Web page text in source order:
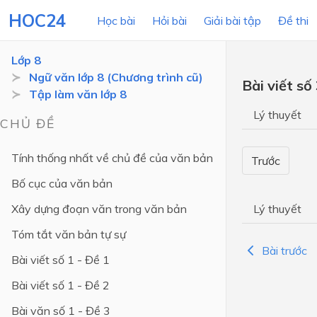
HOC24 Học bài Hỏi bài Giải bài tập Đề thi
LỚP HỌC
Lớp 11
Lớp 10
Lớp 9
Lớp 8
Lớp 7
Lớp 6
Lớp 8
Ngữ văn lớp 8 (Chương trình cũ)
Tập làm văn lớp 8
CHỦ ĐỀ
Tính thống nhất về chủ đề của văn bản
Bố cục của văn bản
Xây dựng đoạn văn trong văn bản
Tóm tắt văn bản tự sự
Bài viết số 1 - Đề 1
Bài viết số 1 - Đề 2
Bài văn số 1 - Đề 3
Bài viết số
Lý thuyết
Trước
Lý thuyết
Bài trước